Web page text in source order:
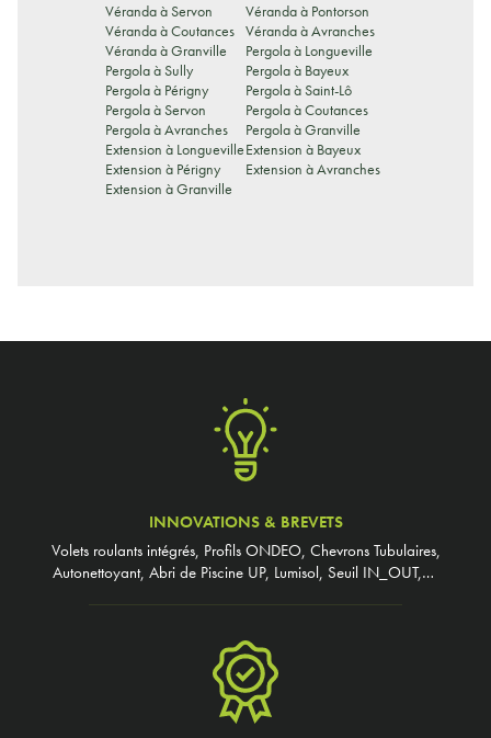
Véranda à Servon
Véranda à Pontorson
Véranda à Coutances Véranda à Avranches
Véranda à Granville
Pergola à Longueville
Pergola à Sully
Pergola à Bayeux
Pergola à Périgny
Pergola à Saint-Lô
Pergola à Servon
Pergola à Coutances
Pergola à Avranches
Pergola à Granville
Extension à LonguevilleExtension à Bayeux
Extension à Périgny
Extension à Avranches
Extension à Granville
INNOVATIONS & BREVETS
Volets roulants intégrés, Profils ONDEO, Chevrons Tubulaires,
Autonettoyant, Abri de Piscine UP, Lumisol, Seuil IN_OUT,…